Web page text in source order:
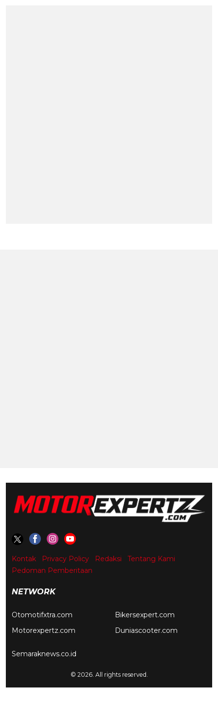
Kontak Privacy Policy Redaksi
Tentang Kami
Pedoman Pemberitaan
NETWORK
Otomotifxtra.com
Motorexpertz.com
Bikersexpert.com
Duniascooter.com
Semaraknews.co.id
© 2026. All rights reserved.